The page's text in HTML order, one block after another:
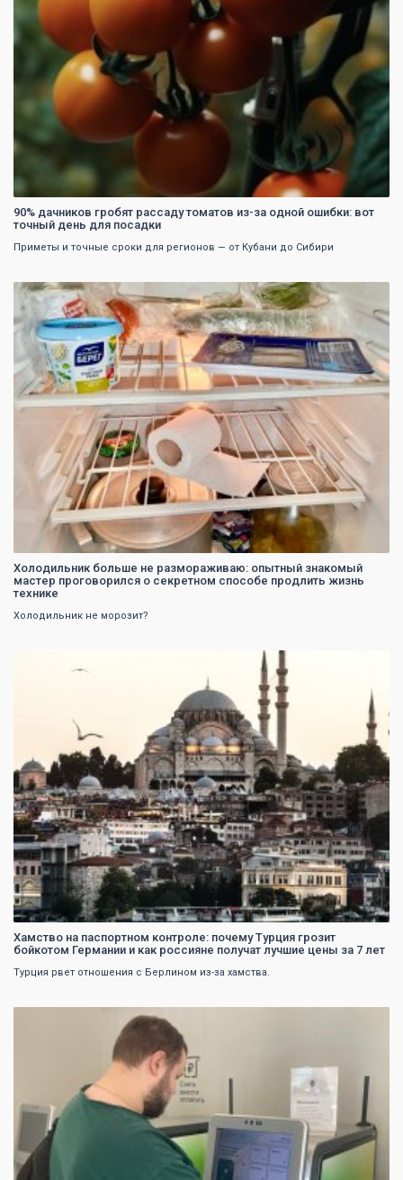
90% дачников гробят рассаду томатов из-за одной ошибки: вот
точный день для посадки
Приметы и точные сроки для регионов — от Кубани до Сибири
0
Холодильник больше не размораживаю: опытный знакомый
мастер проговорился о секретном способе продлить жизнь
технике
Холодильник не морозит?
Хамство на паспортном контроле: почему Турция грозит
бойкотом Германии и как россияне получат лучшие цены за 7 лет
Турция рвет отношения с Берлином из-за хамства.